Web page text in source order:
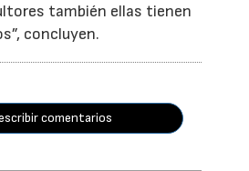
también ellas tienen
concluyen.
comentarios